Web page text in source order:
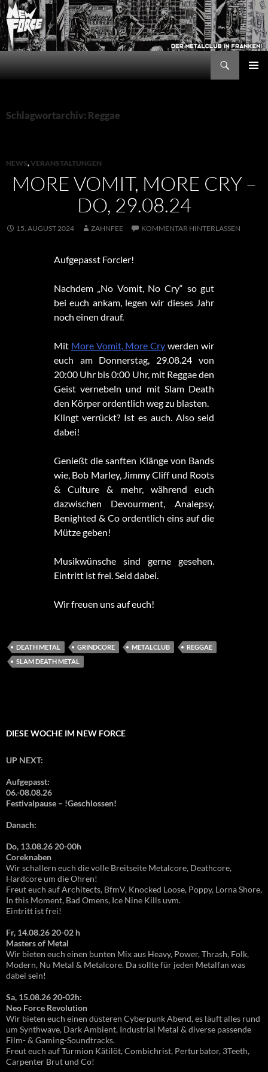
Zum
Inhalt
springen
New Force
Schlagwortarchiv: Reggae
NEWS,VERANSTALTUNGEN
MORE VOMIT, MORE CRY –
DO, 29.08.24
15. AUGUST 2024 ZAHNFEE KOMMENTAR HINTERLASSEN
Aufgepasst Forcler!
Nachdem „No Vomit, No Cry“ so gut
bei euch ankam, legen wir dieses Jahr
noch einen drauf.
Mit More Vomit, More Cry werden wir
euch am Donnerstag, 29.08.24 von
20:00 Uhr bis 0:00 Uhr, mit Reggae den
Geist vernebeln und mit Slam Death
den Körper ordentlich weg zu blasten.
Klingt verrückt? Ist es auch. Also seid
dabei!
Genießt die sanften Klänge von Bands
wie, Bob Marley, Jimmy Cliff und Roots
& Culture & mehr, während euch
dazwischen Devourment, Analepsy,
Benighted & Co ordentlich eins auf die
Mütze geben!
Musikwünsche sind gerne gesehen.
Eintritt ist frei. Seid dabei.
Wir freuen uns auf euch!
DEATH METAL GRINDCORE METALCLUB
REGGAE
SLAM DEATH METAL
DIESE WOCHE IM NEW FORCE
UP NEXT:
Aufgepasst:
06.-08.08.26
Festivalpause – !Geschlossen!
Danach:
Do, 13.08.26 20-00h
Coreknaben
Wir schallern euch die volle Breitseite Metalcore, Deathcore,
Hardcore um die Ohren!
Freut euch auf Architects, BfmV, Knocked Loose, Poppy, Lorna Shore,
In this Moment, Bad Omens, Ice Nine Kills uvm.
Eintritt ist frei!
Fr, 14.08.26 20-02 h
Masters of Metal
Wir bieten euch einen bunten Mix aus Heavy, Power, Thrash, Folk,
Modern, Nu Metal & Metalcore. Da sollte für jeden Metalfan was
dabei sein!
Sa, 15.08.26 20-02h:
Neo Force Revolution
Wir bieten euch einen düsteren Cyberpunk Abend, es läuft alles rund
um Synthwave, Dark Ambient, Industrial Metal & diverse passende
Film- & Gaming-Soundtracks.
Freut euch auf Turmion Kätilöt, Combichrist, Perturbator, 3Teeth,
Carpenter Brut und Co!